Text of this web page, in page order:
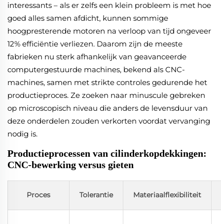
interessants – als er zelfs een klein probleem is met hoe
goed alles samen afdicht, kunnen sommige
hoogpresterende motoren na verloop van tijd ongeveer
12% efficiëntie verliezen. Daarom zijn de meeste
fabrieken nu sterk afhankelijk van geavanceerde
computergestuurde machines, bekend als CNC-
machines, samen met strikte controles gedurende het
productieproces. Ze zoeken naar minuscule gebreken
op microscopisch niveau die anders de levensduur van
deze onderdelen zouden verkorten voordat vervanging
nodig is.
Productieprocessen van cilinderkopdekkingen:
CNC-bewerking versus gieten
Proces Tolerantie Materiaalflexibiliteit